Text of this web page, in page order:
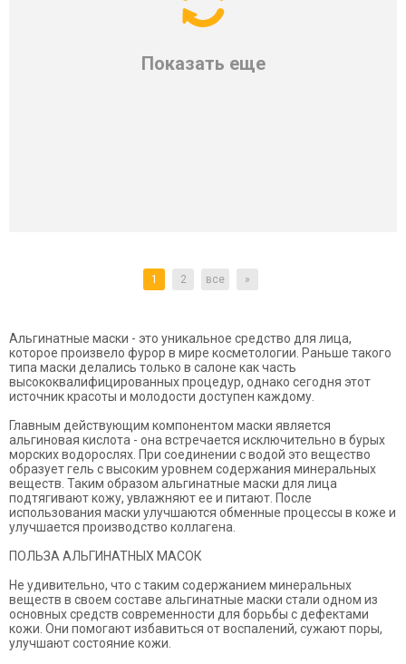
Показать еще
1 2 все »
Альгинатные маски - это уникальное средство для лица,
которое произвело фурор в мире косметологии. Раньше такого
типа маски делались только в салоне как часть
высококвалифицированных процедур, однако сегодня этот
источник красоты и молодости доступен каждому.
Главным действующим компонентом маски является
альгиновая кислота - она встречается исключительно в бурых
морских водорослях. При соединении с водой это вещество
образует гель с высоким уровнем содержания минеральных
веществ. Таким образом альгинатные маски для лица
подтягивают кожу, увлажняют ее и питают. После
использования маски улучшаются обменные процессы в коже и
улучшается производство коллагена.
ПОЛЬЗА АЛЬГИНАТНЫХ МАСОК
Не удивительно, что с таким содержанием минеральных
веществ в своем составе альгинатные маски стали одном из
основных средств современности для борьбы с дефектами
кожи. Они помогают избавиться от воспалений, сужают поры,
улучшают состояние кожи.